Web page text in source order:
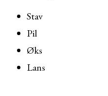
Stav
Pil
Øks
Lans